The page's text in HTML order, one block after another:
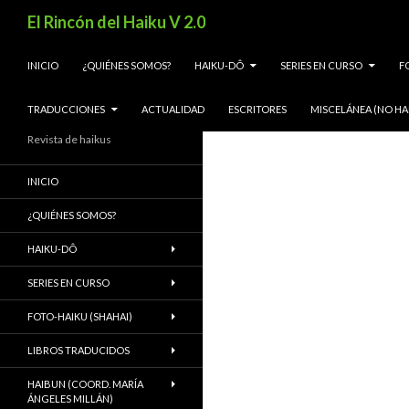
El Rincón del Haiku V 2.0
INICIO
¿QUIÉNES SOMOS? HAIKU-DÔ SERIES EN CURSO
TRADUCCIONES ACTUALIDAD ESCRITORES MISCELÁNEA (NO
Revista de haikus
INICIO
¿QUIÉNES SOMOS?
HAIKU-DÔ
SERIES EN CURSO
FOTO-HAIKU (SHAHAI)
LIBROS TRADUCIDOS
HAIBUN (COORD. MARÍA
ÁNGELES MILLÁN)